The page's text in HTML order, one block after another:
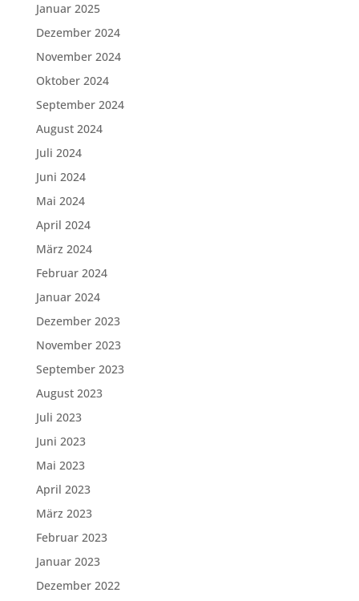
Januar 2025
Dezember 2024
November 2024
Oktober 2024
September 2024
August 2024
Juli 2024
Juni 2024
Mai 2024
April 2024
März 2024
Februar 2024
Januar 2024
Dezember 2023
November 2023
September 2023
August 2023
Juli 2023
Juni 2023
Mai 2023
April 2023
März 2023
Februar 2023
Januar 2023
Dezember 2022